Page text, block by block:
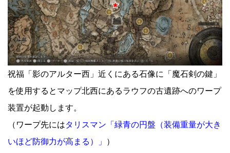
祝福「影のアルター西」近くにある石像に「魔石剣の鍵」
を使用するとマップ北西にあるラウフの古遺跡へのワープ
装置が起動します。
（ワープ先にはタリスマン「緑青の円盤（装備重量が大き
いほど防御力が高まる）」
）